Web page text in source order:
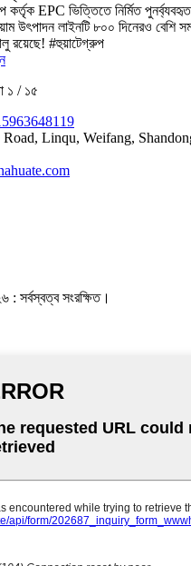
কর্তৃক EPC ভিত্তিতে নির্মিত পুনর্ব্যবহৃত
উৎপাদন লাইনটি ৮০০ দিনেরও বেশি
রয়েছে! #হুয়াটেগ্রুপ
১ / ১৫
Road, Linqu, Weifang,
সর্বস্বত্ব সংরক্ষিত।